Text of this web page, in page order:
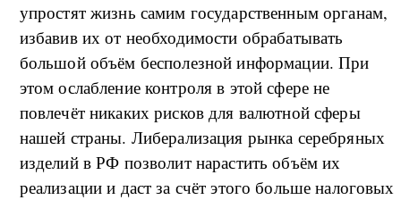
упростят жизнь самим государственным органам,
избавив их от необходимости обрабатывать
большой объём бесполезной информации. При
этом ослабление контроля в этой сфере не
повлечёт никаких рисков для валютной сферы
нашей страны. Либерализация рынка серебряных
изделий в РФ позволит нарастить объём их
реализации и даст за счёт этого больше налоговых